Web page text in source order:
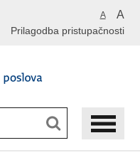
A A
Prilagodba pristupačnosti